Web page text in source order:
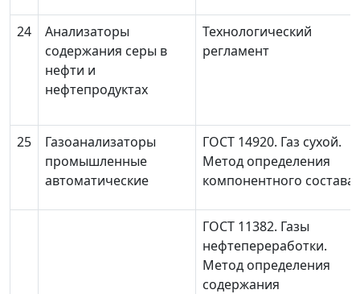
24
Анализаторы
содержания серы в
нефти и
нефтепродуктах
Технологический
регламент
25
Газоанализаторы
промышленные
автоматические
ГОСТ 14920. Газ сухой.
Метод определения
компонентного состава.
ГОСТ 11382. Газы
нефтепереработки.
Метод определения
содержания